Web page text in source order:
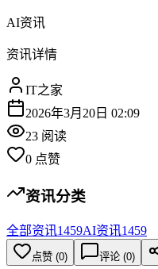
AI资讯
资讯详情
IT之家
2026年3月20日 02:09
23 阅读
0 点赞
资讯分类
全部资讯1459AI资讯1459
点赞 (0) 评论 (0)